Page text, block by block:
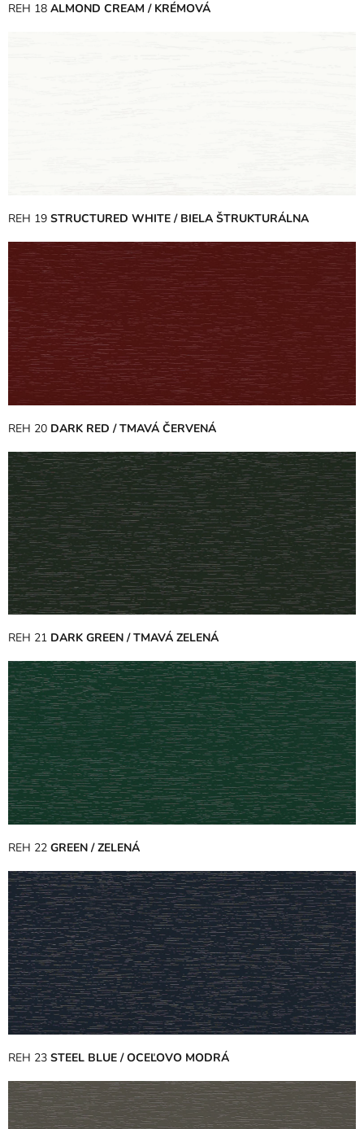
REH 18 ALMOND CREAM / KRÉMOVÁ
REH 19 STRUCTURED WHITE / BIELA ŠTRUKTURÁLNA
REH 20 DARK RED / TMAVÁ ČERVENÁ
REH 21 DARK GREEN / TMAVÁ ZELENÁ
REH 22 GREEN / ZELENÁ
REH 23 STEEL BLUE / OCEĽOVO MODRÁ